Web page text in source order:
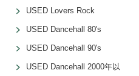
USED Lovers Rock
USED Dancehall 80's
USED Dancehall 90's
USED Dancehall 2000年以